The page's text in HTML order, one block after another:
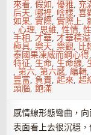
花
太
旺！
來看,假如,優雅, 充
后天, 哪裡, 啥樣,喜
如果,實際,實際上,
,心理, 思維,性情,
手相,才華,才華橫溢
極具,樂天,樂觀, 比
泰國果凍威而鋼心得
特征,生命,生命線,
, 第六, 第六感,編輯
豐富,負責,起來,超
頭腦,飽滿
感情線形態彎曲，
表面看上去很沉穩